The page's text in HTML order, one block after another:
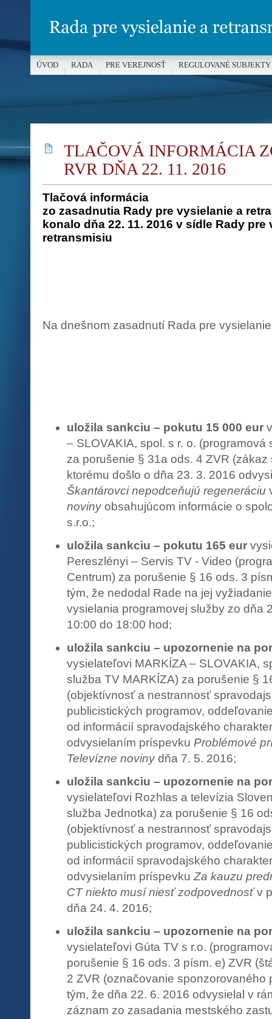
TLAČOVÁ INFORMÁCIA
RVR DŇA 22. 11. 2016
Tlačová informácia
zo zasadnutia Rady pre vysielanie a
konalo dňa 22. 11. 2016 v sídle Rady pre
retransmisiu
Na dnešnom zasadnutí Rada pre
uložila sankciu – pokutu 15 000 eur
– SLOVAKIA, spol. s r. o. (programová
za porušenie § 31a ods. 4 ZVR (zákaz
ktorému došlo o dňa 23. 3. 2016
Škantárovci nepodceňujú regeneráciu
novinyobsahujúcom informácie o
s.r.o.;
uložila sankciu – pokutu 165 eur
Pereszlényi – Servis TV - Video
Centrum) za porušenie § 16 ods. 3
tým, že nedodal Rade na jej
vysielania programovej služby zo dňa
10:00 do 18:00 hod;
uložila sankciu – upozornenie na
vysielateľovi MARKÍZA – SLOVAKIA,
služba TV MARKÍZA) za porušenie §
(objektívnosť a nestrannosť
publicistických programov,
od informácií spravodajského
odvysielaním príspevku Problémové
Televízne novinydňa 7. 5. 2016;
uložila sankciu – upozornenie na
vysielateľovi Rozhlas a televízia
služba Jednotka) za porušenie § 16
(objektívnosť a nestrannosť
publicistických programov,
od informácií spravodajského
odvysielaním príspevku Za kauzu
CT niekto musí niesť zodpovednosťv
dňa 24. 4. 2016;
uložila sankciu – upozornenie na
vysielateľovi Gúta TV s r.o.
porušenie § 16 ods. 3 písm. e) ZVR
2 ZVR (označovanie sponzorovaného
tým, že dňa 22. 6. 2016 odvysielal v
záznam zo zasadania mestského
ÚVOD RADA PRE VEREJNOSŤ REGULOVANÉ SUBJEKTY